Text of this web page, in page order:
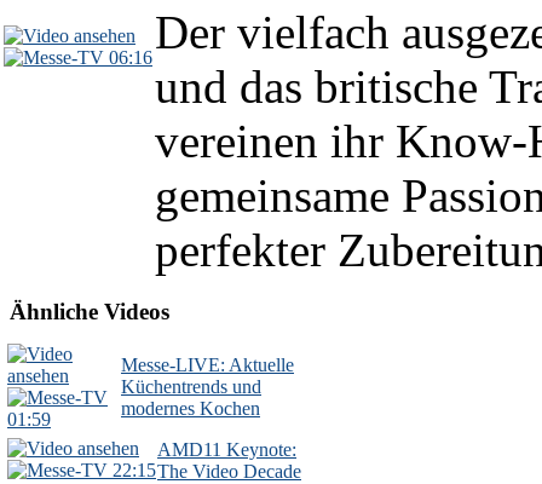
06:16Der vielfach
und das britische
vereinen ihr
gemeinsame
perfekter
Ähnliche Videos
01:59
Messe-LIVE: Aktuelle
Küchentrends und
modernes Kochen
22:15
AMD11 Keynote:
The Video Decade